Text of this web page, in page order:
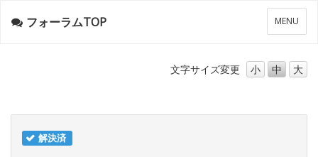
メ
ニ
ー
MENU
フォーラムTOP
文字サイズ変更 小 中 大
解決済